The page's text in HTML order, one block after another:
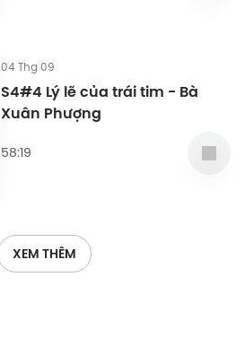
04 Thg 09
S4#4 Lý lẽ của trái tim - Bà
Xuân Phượng
58:19
XEM THÊM